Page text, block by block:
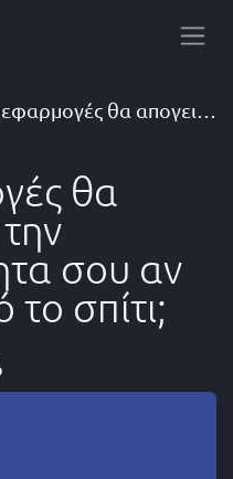
απογειώσουν την παραγωγικότητα σου αν εργάζεσαι από το σπίτι;
θα
σου αν
σπίτι;